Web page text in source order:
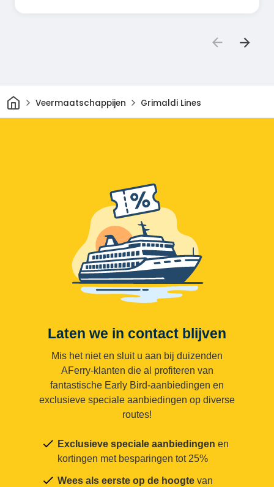
ThuisVeermaatschappijen Grimaldi Lines
Laten we in contact blijven
Mis het niet en sluit u aan bij duizenden
AFerry-klanten die al profiteren van
fantastische Early Bird-aanbiedingen en
exclusieve speciale aanbiedingen op diverse
routes!
Exclusieve speciale aanbiedingen en
kortingen met besparingen tot 25%
Wees als eerste op de hoogte van